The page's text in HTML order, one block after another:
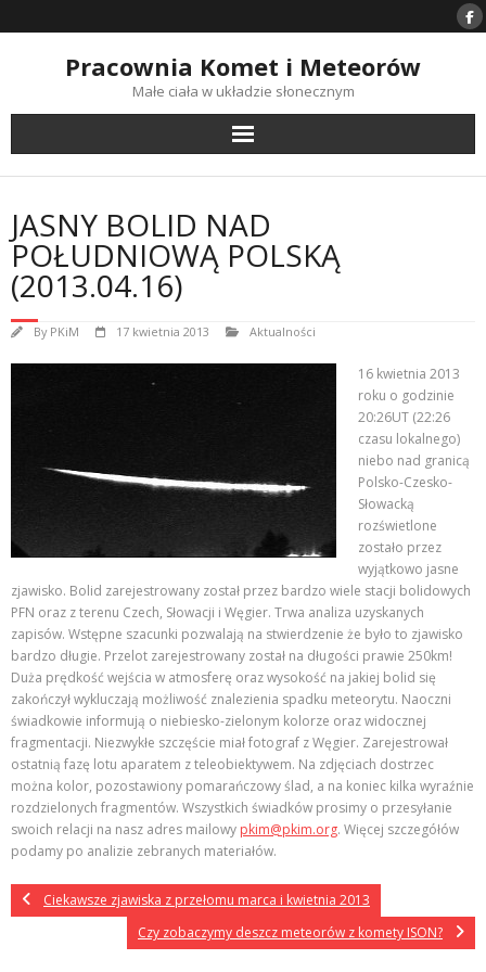
to
Pracownia Komet i Meteorów
Małe ciała w układzie słonecznym
JASNY BOLID NAD
POŁUDNIOWĄ POLSKĄ
(2013.04.16)
By PKiM 17 kwietnia 2013 Aktualności
16 kwietnia 2013
roku o godzinie
20:26UT (22:26
czasu lokalnego)
niebo nad granicą
Polsko-Czesko-
Słowacką
rozświetlone
zostało przez
wyjątkowo jasne
zjawisko. Bolid zarejestrowany został przez bardzo wiele stacji bolidowych
PFN oraz z terenu Czech, Słowacji i Węgier. Trwa analiza uzyskanych
zapisów. Wstępne szacunki pozwalają na stwierdzenie że było to zjawisko
bardzo długie. Przelot zarejestrowany został na długości prawie 250km!
Duża prędkość wejścia w atmosferę oraz wysokość na jakiej bolid się
zakończył wykluczają możliwość znalezienia spadku meteorytu. Naoczni
świadkowie informują o niebiesko-zielonym kolorze oraz widocznej
fragmentacji. Niezwykłe szczęście miał fotograf z Węgier. Zarejestrował
ostatnią fazę lotu aparatem z teleobiektywem. Na zdjęciach dostrzec
można kolor, pozostawiony pomarańczowy ślad, a na koniec kilka wyraźnie
rozdzielonych fragmentów. Wszystkich świadków prosimy o przesyłanie
swoich relacji na nasz adres mailowy pkim@pkim.org. Więcej szczegółów
podamy po analizie zebranych materiałów.
Ciekawsze zjawiska z przełomu marca i kwietnia 2013
Czy zobaczymy deszcz meteorów z komety ISON?